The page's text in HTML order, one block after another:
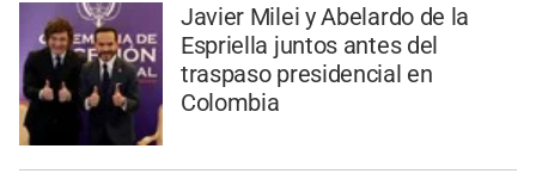
Javier Milei y Abelardo de la
Espriella juntos antes del
traspaso presidencial en
Colombia